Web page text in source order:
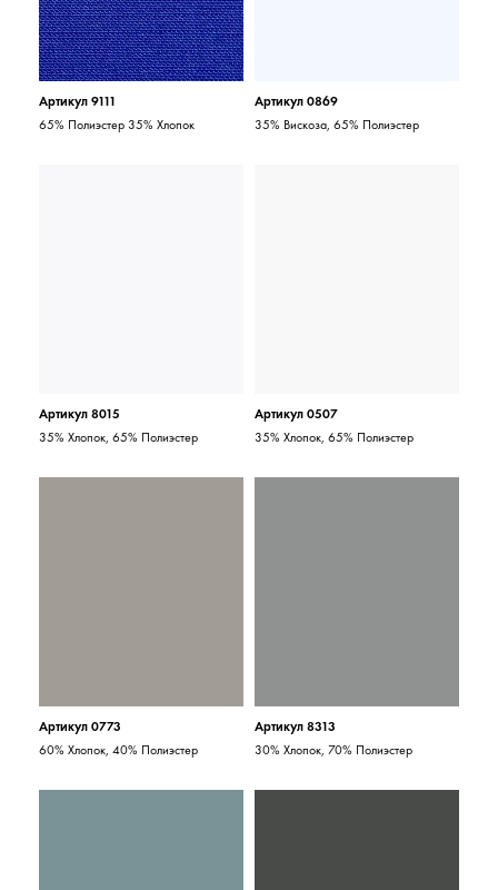
Артикул 9111
65% Полиэстер 35% Хлопок
Артикул 0869
35% Вискоза, 65% Полиэстер
Артикул 8015
35% Хлопок, 65% Полиэстер
Артикул 0507
35% Хлопок, 65% Полиэстер
Артикул 0773
60% Хлопок, 40% Полиэстер
Артикул 8313
30% Хлопок, 70% Полиэстер